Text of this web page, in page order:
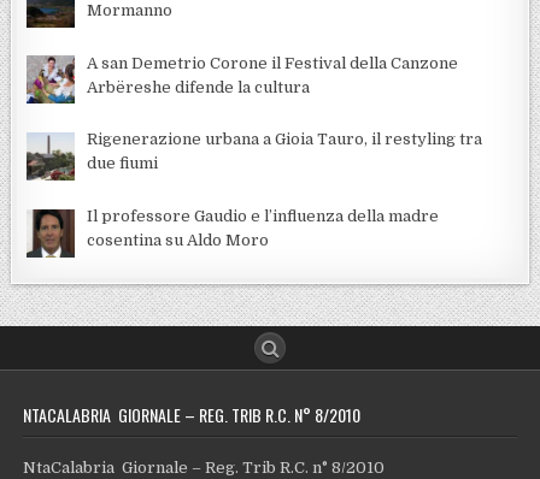
Mormanno
A san Demetrio Corone il Festival della Canzone
Arbëreshe difende la cultura
Rigenerazione urbana a Gioia Tauro, il restyling tra
due fiumi
Il professore Gaudio e l’influenza della madre
cosentina su Aldo Moro
NTACALABRIA GIORNALE – REG. TRIB R.C. N° 8/2010
NtaCalabria Giornale – Reg. Trib R.C. n° 8/2010